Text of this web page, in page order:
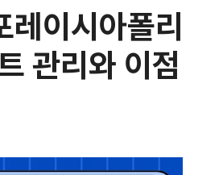
레이시아폴리
관리와 이점